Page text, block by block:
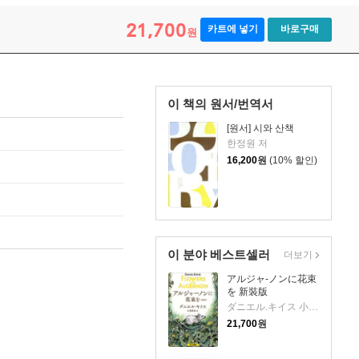
21,700원 카트에 넣기 바로구매
이 책의 원서/번역서
[원서] 시와 산책
한정원 저
16,200원 (10% 할인)
이 분야 베스트셀러
アルジャ-ノンに花束
を 新裝版
ダニエル.キイス 小尾芙佐 저
21,700원
더보기